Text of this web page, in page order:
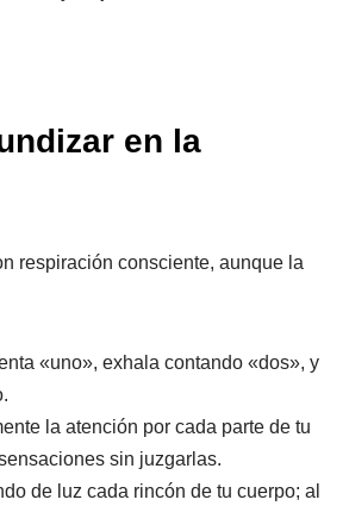
en la
respiración consciente, aunque la
«uno», exhala contando «dos», y
la atención por cada parte de tu
sin juzgarlas.
de luz cada rincón de tu cuerpo; al